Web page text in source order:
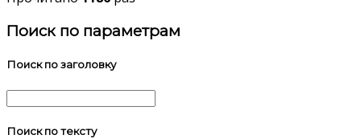
Поиск по параметрам
Поиск по заголовку
Поиск по тексту